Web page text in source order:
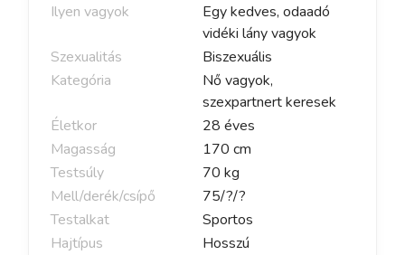
Ilyen vagyok
Egy kedves, odaadó
vidéki lány vagyok
Szexualitás
Biszexuális
Kategória
Nő vagyok,
szexpartnert keresek
Életkor
28 éves
Magasság
170 cm
Testsúly
70 kg
Mell/derék/csípő
75/?/?
Testalkat
Sportos
Hajtípus
Hosszú